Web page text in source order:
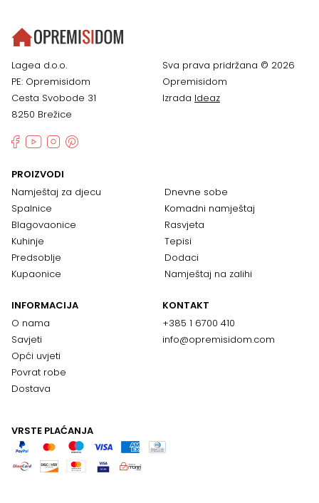
Lagea d.o.o.
PE: Opremisidom
Cesta Svobode 31
8250 Brežice
Sva prava pridržana © 2026
Opremisidom
Izrada Ideaz
PROIZVODI
Namještaj za djecu
Spalnice
Blagovaonice
Kuhinje
Predsoblje
Kupaonice
Dnevne sobe
Komadni namještaj
Rasvjeta
Tepisi
Dodaci
Namještaj na zalihi
INFORMACIJA
O nama
Savjeti
Opći uvjeti
Povrat robe
Dostava
KONTAKT
+385 1 6700 410
info@opremisidom.com
VRSTE PLAĆANJA